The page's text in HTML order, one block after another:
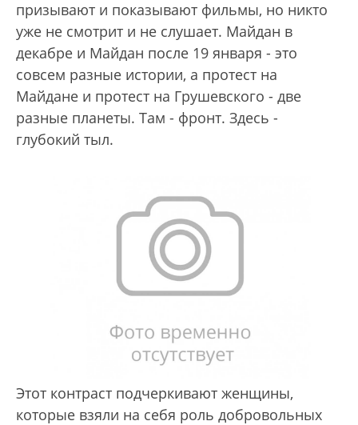
призывают и показывают фильмы, но никто
уже не смотрит и не слушает. Майдан в
декабре и Майдан после 19 января - это
совсем разные истории, а протест на
Майдане и протест на Грушевского - две
разные планеты. Там - фронт. Здесь -
глубокий тыл.
Этот контраст подчеркивают женщины,
которые взяли на себя роль добровольных